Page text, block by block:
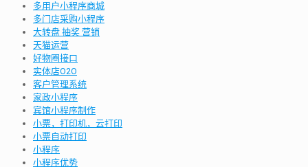
多用户小程序商城
多门店采购小程序
大转盘 抽奖 营销
天猫运营
好物圈接口
实体店O2O
客户管理系统
家政小程序
宾馆小程序制作
小票，打印机，云打印
小票自动打印
小程序
小程序优势